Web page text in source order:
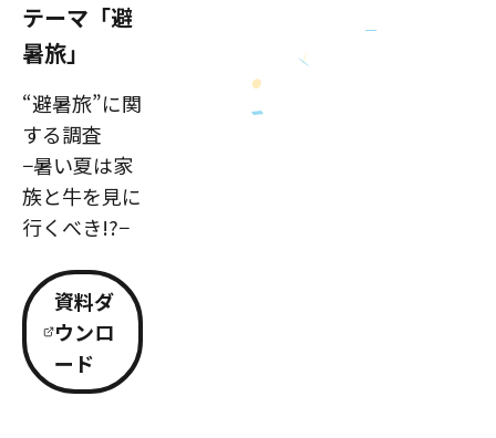
テーマ「避
暑旅」
“避暑旅”に関
する調査
−暑い夏は家
族と牛を見に
行くべき!?−
資料ダ
ウンロ
ード